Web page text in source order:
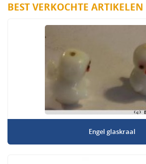
BEST VERKOCHTE ARTIKELEN
Engel glaskraal